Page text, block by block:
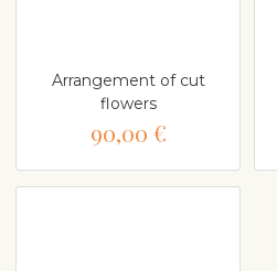
Arrangement of cut
flowers
90,00 €